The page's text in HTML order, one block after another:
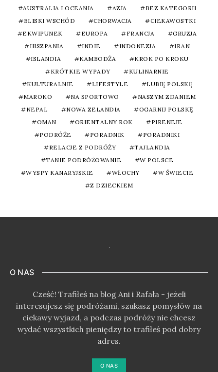
AUSTRALIA I OCEANIA
AZJA
BEZ KATEGORII
BLISKI WSCHÓD
CHORWACJA
CIEKAWOSTKI
EKWIPUNEK
EUROPA FRANCJA
GRUZJA
HISZPANIA
INDIE INDONEZJA
IRAN
ISLANDIA
KAMBODŻA
KROK PO KROKU
KRÓTKIE WYPADY
KULINARNIE
KULTURALNIE
LIFESTYLE
LUBIĘ POLSKĘ
MAROKO
NA SPORTOWO
NASZYM ZDANIEM
NEPAL
NOWA ZELANDIA
OGARNIJ POLSKĘ
OMAN
ORIENTALNY ROK
PIRENEJE
PODRÓŻE
PORADNIK
PORADNIKI
RELACJE Z PODRÓŻY
TAJLANDIA
TANIE PODRÓŻOWANIE
W POLSCE
WYSPY KANARYJSKIE
WŁOCHY
W ŚWIECIE
Z DZIECKIEM
O NAS
Cześć! Trafiłeś na blog Ani i Rafała - jeżeli
interesujesz się podróżami, szukasz pomysłów na
ciekawy wyjazd, a podczas podróży nie chcesz
wydać wszystkich pieniędzy to trafiłeś pod dobry
adres.
O NAS